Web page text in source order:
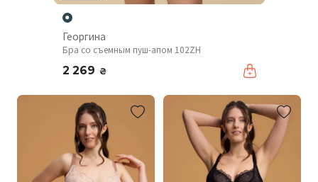
Георгина
Бра со съемным пуш-апом 102ZH
2 269 ₴